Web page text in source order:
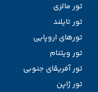
تور مالزی
تور تایلند
تورهای اروپایی
تور ویتنام
تور آفریقای جنوبی
تور ژاپن